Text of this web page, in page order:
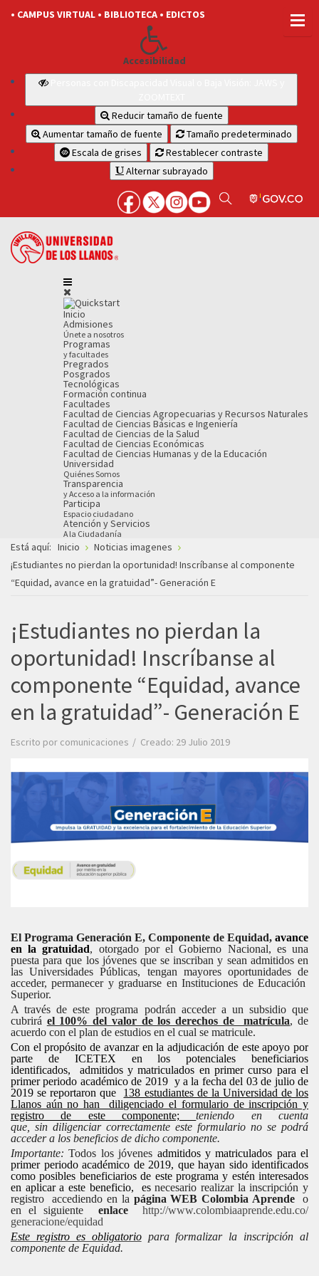
• CAMPUS VIRTUAL • BIBLIOTECA • EDICTOS
Accesibilidad
Reducir tamaño de fuente
Aumentar tamaño de fuente
Tamaño predeterminado
Escala de grises
Restablecer contraste
Alternar subrayado
Inicio
Admisiones
Únete a nosotros
Programas
y facultades
Pregrados
Posgrados
Tecnológicas
Formación continua
Facultades
Facultad de Ciencias Agropecuarias y Recursos Naturales
Facultad de Ciencias Básicas e Ingeniería
Facultad de Ciencias de la Salud
Facultad de Ciencias Económicas
Facultad de Ciencias Humanas y de la Educación
Universidad
Quiénes Somos
Transparencia
y Acceso a la información
Participa
Espacio ciudadano
Atención y Servicios
A la Ciudadanía
Está aquí: Inicio
Noticias imagenes
¡Estudiantes no pierdan la oportunidad! Inscríbanse al componente
“Equidad, avance en la gratuidad”- Generación E
¡Estudiantes no pierdan la
oportunidad! Inscríbanse al
componente “Equidad, avance
en la gratuidad”- Generación E
Escrito por comunicaciones Creado: 29 Julio 2019
El Programa Generación E, Componente de Equidad, avance
en la gratuidad, otorgado por el Gobierno Nacional, es una
puesta para que los jóvenes que se inscriban y sean admitidos en
las Universidades Públicas, tengan mayores oportunidades de
acceder, permanecer y graduarse en Instituciones de Educación
Superior.
A través de este programa podrán acceder a un subsidio que
cubrirá el 100% del valor de los derechos de matrícula, de
acuerdo con el plan de estudios en el cual se matricule.
Con el propósito de avanzar en la adjudicación de este apoyo por
parte de ICETEX en los potenciales beneficiarios
identificados, admitidos y matriculados en primer curso para el
primer periodo académico de 2019 y a la fecha del 03 de julio de
2019 se reportaron que 138 estudiantes de la Universidad de los
Llanos aún no han diligenciado el formulario de inscripción y
registro de este componente;teniendo en cuenta
que,
sin diligenciar correctamente este formulario no se podrá
acceder a los beneficios de dicho componente.
Importante:Todos los jóvenes admitidos y matriculados para el
primer periodo académico de 2019, que hayan sido identificados
como posibles beneficiarios de este programa y estén interesados
en aplicar a este beneficio, esnecesario realizar la inscripción y
registro accediendo en la página WEB Colombia Aprendeo
en el siguiente enlace http://www.colombiaaprende.edu.co/
generacione/equidad
Este registro es obligatorio para formalizar la inscripción al
componente de Equidad.